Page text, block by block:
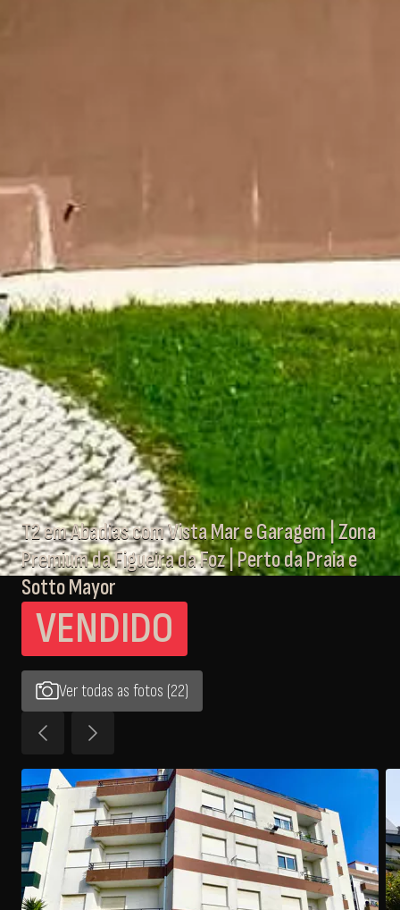
T2 em Abadias com Vista Mar e Garagem | Zona
Premium da Figueira da Foz | Perto da Praia e
Sotto Mayor
VENDIDO
Ver todas as fotos (22)